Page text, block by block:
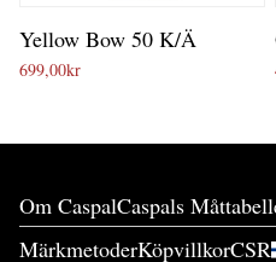
Yellow Bow 50 K/Ä
699,00kr
Om CaspalCaspals
MärkmetoderKöpvillkorCSR